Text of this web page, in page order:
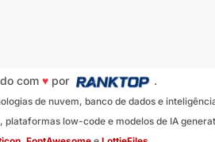
com ♥por .
de nuvem, banco de dados e
plataformas low-code e modelos de IA